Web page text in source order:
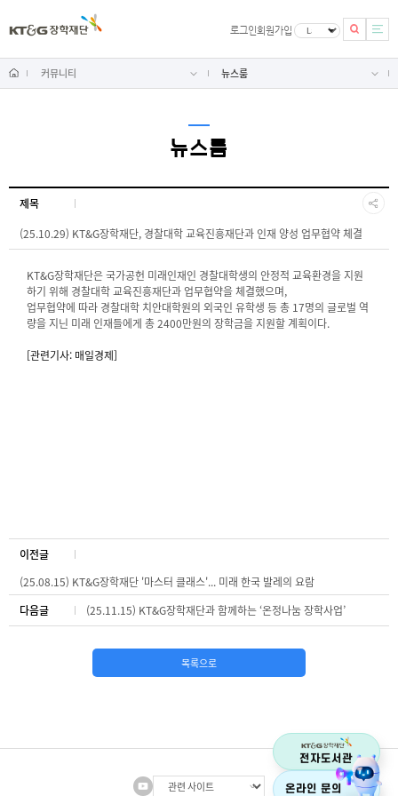
로그인회원가입
커뮤니티 뉴스룸
뉴스룸
제목
(25.10.29) KT&G장학재단, 경찰대학 교육진흥재단과 인재 양성 업무협약 체결
KT&G장학재단은 국가공헌 미래인재인 경찰대학생의 안정적 교육환경을 지원
하기 위해 경찰대학 교육진흥재단과 업무협약을 체결했으며,
업무협약에 따라 경찰대학 치안대학원의 외국인 유학생 등 총 17명의 글로벌 역
량을 지닌 미래 인재들에게 총 2400만원의 장학금을 지원할 계획이다.
[관련기사: 매일경제]
이전글
(25.08.15) KT&G장학재단 '마스터 클래스'... 미래 한국 발레의 요람
다음글
(25.11.15) KT&G장학재단과 함께하는 ‘온정나눔 장학사업’
목록으로